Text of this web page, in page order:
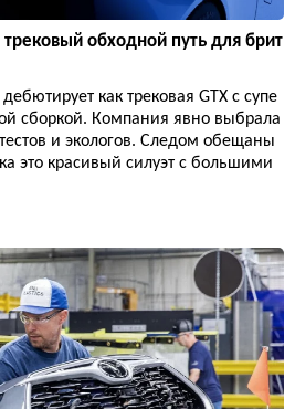
обходной путь для брит
как трековая GTX с супе
сборкой. Компания явно выбрала
и экологов. Следом обещаны
это красивый силуэт с большими